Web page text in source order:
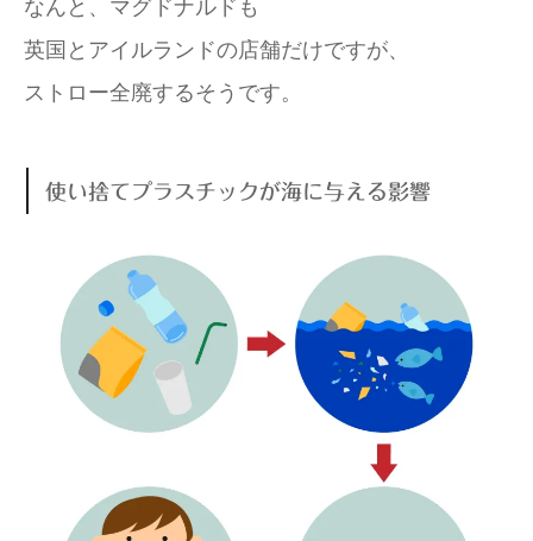
なんと、マグドナルドも
英国とアイルランドの店舗だけですが、
ストロー全廃するそうです。
使い捨てプラスチックが海に与える影響